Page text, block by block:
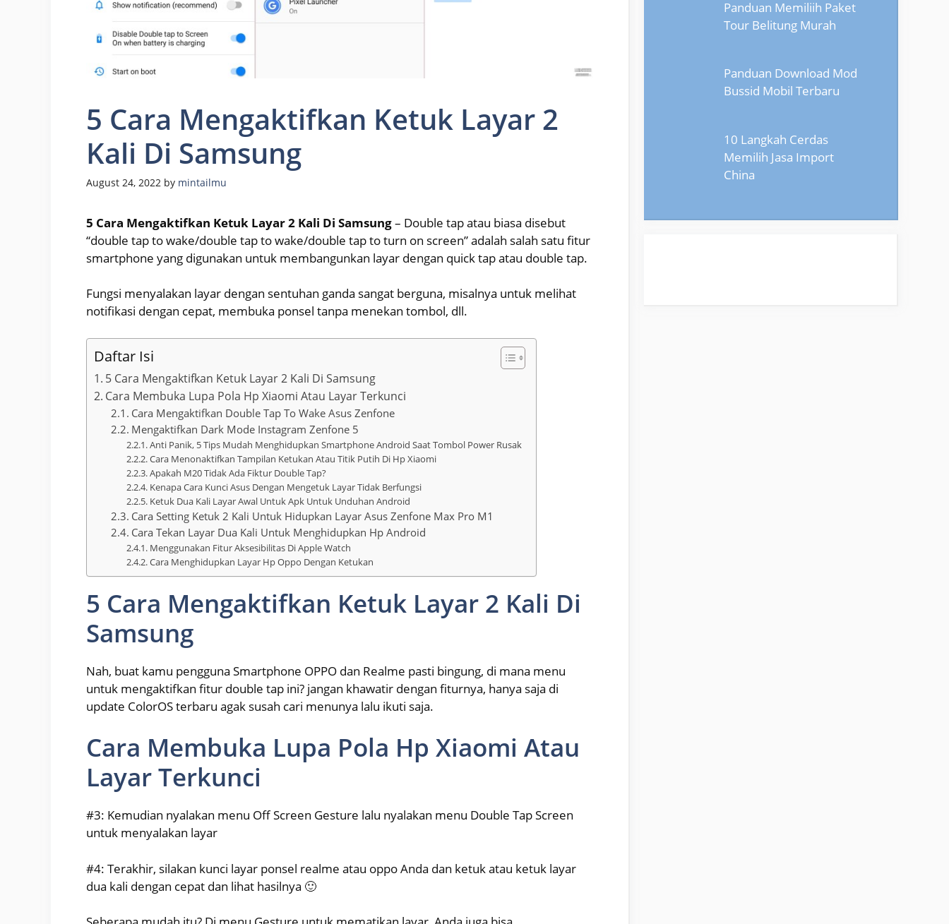
5 Cara Mengaktifkan Ketuk Layar 2
Kali Di Samsung
August 24, 2022 by mintailmu
5 Cara Mengaktifkan Ketuk Layar 2 Kali Di Samsung– Double tap atau biasa disebut
“double tap to wake/double tap to wake/double tap to turn on screen” adalah salah satu fitur
smartphone yang digunakan untuk membangunkan layar dengan quick tap atau double tap.
Fungsi menyalakan layar dengan sentuhan ganda sangat berguna, misalnya untuk melihat
notifikasi dengan cepat, membuka ponsel tanpa menekan tombol, dll.
Daftar Isi
5 Cara Mengaktifkan Ketuk Layar 2 Kali Di Samsung
Cara Membuka Lupa Pola Hp Xiaomi Atau Layar Terkunci
Cara Mengaktifkan Double Tap To Wake Asus Zenfone
Mengaktifkan Dark Mode Instagram Zenfone 5
Anti Panik, 5 Tips Mudah Menghidupkan Smartphone Android Saat Tombol Power Rusak
Cara Menonaktifkan Tampilan Ketukan Atau Titik Putih Di Hp Xiaomi
Apakah M20 Tidak Ada Fiktur Double Tap?
Kenapa Cara Kunci Asus Dengan Mengetuk Layar Tidak Berfungsi
Ketuk Dua Kali Layar Awal Untuk Apk Untuk Unduhan Android
Cara Setting Ketuk 2 Kali Untuk Hidupkan Layar Asus Zenfone Max Pro M1
Cara Tekan Layar Dua Kali Untuk Menghidupkan Hp Android
Menggunakan Fitur Aksesibilitas Di Apple Watch
Cara Menghidupkan Layar Hp Oppo Dengan Ketukan
5 Cara Mengaktifkan Ketuk Layar 2 Kali Di
Samsung
Nah, buat kamu pengguna Smartphone OPPO dan Realme pasti bingung, di mana menu
untuk mengaktifkan fitur double tap ini? jangan khawatir dengan fiturnya, hanya saja di
update ColorOS terbaru agak susah cari menunya lalu ikuti saja.
Cara Membuka Lupa Pola Hp Xiaomi Atau
Layar Terkunci
#3: Kemudian nyalakan menu Off Screen Gesture lalu nyalakan menu Double Tap Screen
untuk menyalakan layar
#4: Terakhir, silakan kunci layar ponsel realme atau oppo Anda dan ketuk atau ketuk layar
dua kali dengan cepat dan lihat hasilnya 🙂
Panduan Memiliih Paket
Tour Belitung Murah
Panduan Download Mod
Bussid Mobil Terbaru
10 Langkah Cerdas
Memilih Jasa Import
China